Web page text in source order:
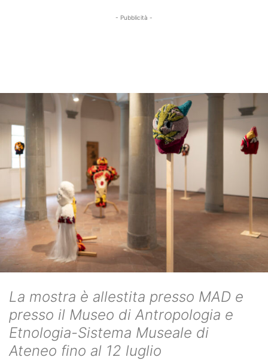
- Pubblicità -
La mostra è allestita presso MAD e
presso il Museo di Antropologia e
Etnologia-Sistema Museale di
Ateneo fino al 12 luglio